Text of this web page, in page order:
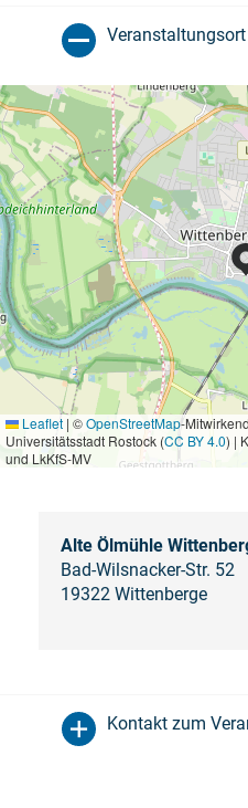
Veranstaltungsort
Leaflet | ©OpenStreetMap-
Universitätsstadt Rostock (CC BY 4.0) |
und LkKfS-MV
Alte Ölmühle
Bad-Wilsnacker-Str. 52
19322 Wittenberge
Kontakt zum